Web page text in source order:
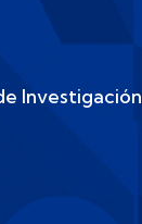
Investigación